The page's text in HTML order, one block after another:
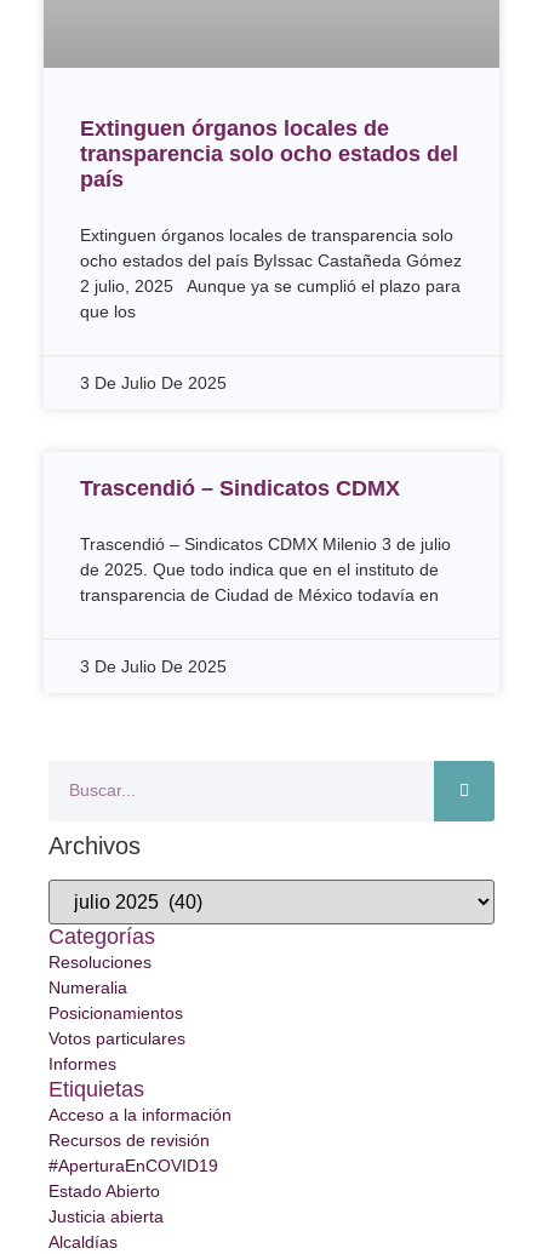
Extinguen órganos locales de
transparencia solo ocho estados del
país
Extinguen órganos locales de transparencia solo
ocho estados del país ByIssac Castañeda Gómez
2 julio, 2025 Aunque ya se cumplió el plazo para
que los
3 De Julio De 2025
Trascendió – Sindicatos CDMX
Trascendió – Sindicatos CDMX Milenio 3 de julio
de 2025. Que todo indica que en el instituto de
transparencia de Ciudad de México todavía en
3 De Julio De 2025
Archivos
Categorías
Resoluciones
Numeralia
Posicionamientos
Votos particulares
Informes
Etiquietas
Acceso a la información
Recursos de revisión
#AperturaEnCOVID19
Estado Abierto
Justicia abierta
Alcaldías